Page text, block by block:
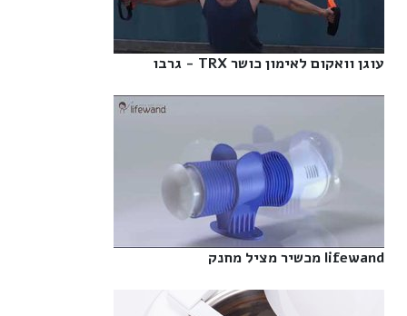
עוגן וואקום לאימון כושר TRX - גרבו‎
lifewand מכשיר מציל מחנק‎